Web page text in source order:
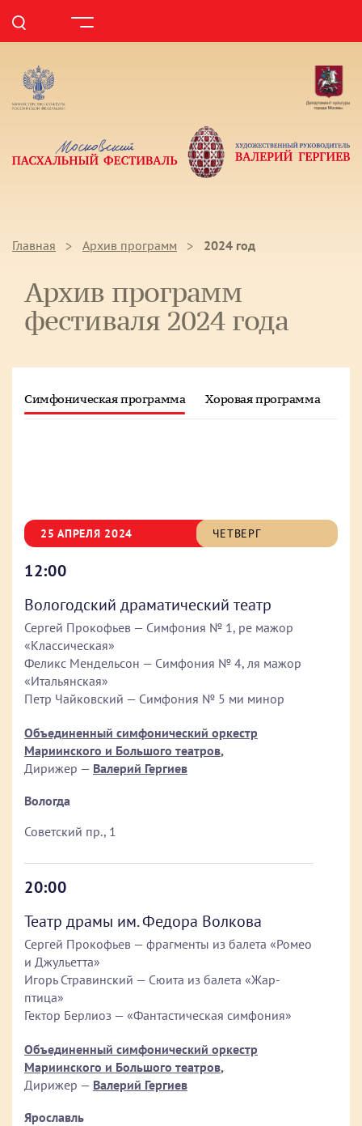
Главная Архив программ 2024 год
Архив программ
фестиваля 2024 года
Симфоническая программа Хоровая программа
25 АПРЕЛЯ 2024 ЧЕТВЕРГ
12:00
Вологодский драматический театр
Сергей Прокофьев — Симфония № 1, ре мажор
«Классическая»
Феликс Мендельсон — Симфония № 4, ля мажор
«Итальянская»
Петр Чайковский — Симфония № 5 ми минор
Объединенный симфонический оркестр
Мариинского и Большого театров,
Дирижер — Валерий Гергиев
Вологда
Советский пр., 1
20:00
Театр драмы им. Федора Волкова
Сергей Прокофьев — фрагменты из балета «Ромео
и Джульетта»
Игорь Стравинский — Сюита из балета «Жар-
птица»
Гектор Берлиоз — «Фантастическая симфония»
Объединенный симфонический оркестр
Мариинского и Большого театров,
Дирижер — Валерий Гергиев
Ярославль